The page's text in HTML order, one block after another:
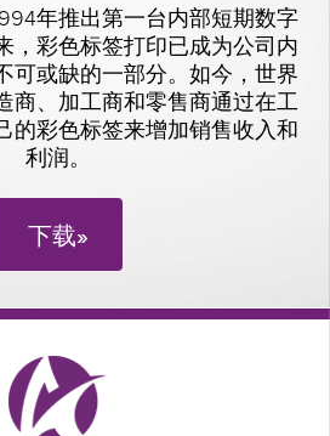
年推出第一台内部短期数字
，彩色标签打印已成为公司内
可或缺的一部分。如今，世界
商、加工商和零售商通过在工
的彩色标签来增加销售收入和
利润。
下载»